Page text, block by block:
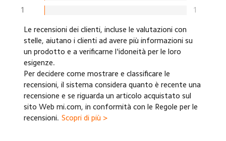
1
1
Le recensioni dei clienti, incluse le valutazioni con
stelle, aiutano i clienti ad avere più informazioni su
un prodotto e a verificarne l'idoneità per le loro
esigenze.
Per decidere come mostrare e classificare le
recensioni, il sistema considera quanto è recente una
recensione e se riguarda un articolo acquistato sul
sito Web mi.com, in conformità con le Regole per le
recensioni. Scopri di più >